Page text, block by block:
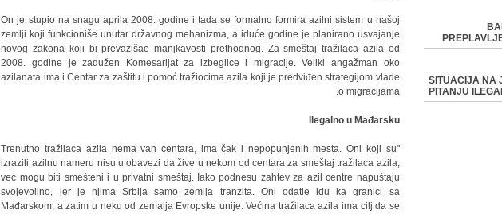
On je stupio na snagu aprila 2008. godine i tada se formalno formira azilni sistem u našoj
zemlji koji funkcioniše unutar državnog mehanizma, a iduće godine je planirano usvajanje
novog zakona koji bi prevazišao manjkavosti prethodnog. Za smeštaj tražilaca azila od
2008. godine je zadužen Komesarijat za izbeglice i migracije. Veliki angažman oko
azilanata ima i Centar za zaštitu i pomoć tražiocima azila koji je predviđen strategijom vlade
o migracijama.
Ilegalno u Mađarsku
"Trenutno tražilaca azila nema van centara, ima čak i nepopunjenih mesta. Oni koji su
izrazili azilnu nameru nisu u obavezi da žive u nekom od centara za smeštaj tražilaca azila,
već mogu biti smešteni i u privatni smeštaj. Iako podnesu zahtev za azil centre napuštaju
svojevoljno, jer je njima Srbija samo zemlja tranzita. Oni odatle idu ka granici sa
Mađarskom, a zatim u neku od zemalja Evropske unije. Većina tražilaca azila ima cilj da se
SITUACIJA NA
PITANJU